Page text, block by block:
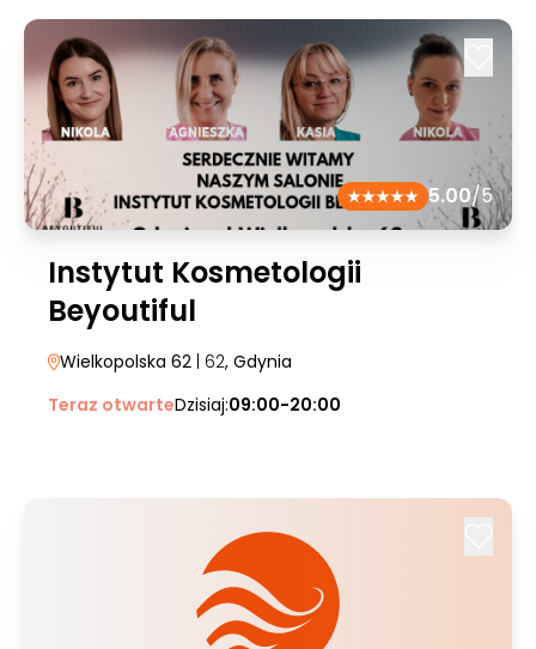
5.00/5
Instytut Kosmetologii
Beyoutiful
Wielkopolska 62 | 62, Gdynia
Teraz otwarteDzisiaj:09:00-20:00